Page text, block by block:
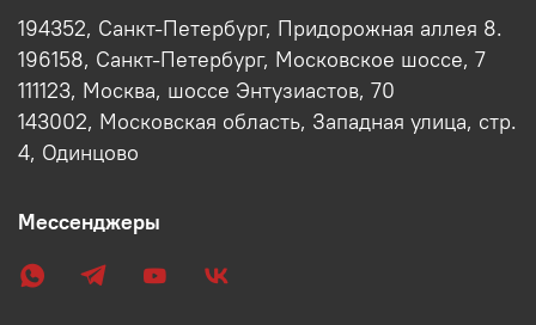
194352, Санкт-Петербург, Придорожная аллея 8.
196158, Санкт-Петербург, Московское шоссе, 7
111123, Москва, шоссе Энтузиастов, 70
143002, Московская область, Западная улица, стр.
4, Одинцово
Мессенджеры